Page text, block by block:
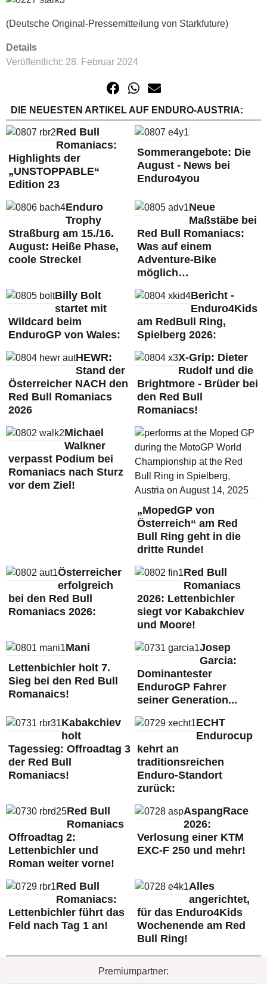
(Deutsche Original-Pressemitteilung von Starkfuture)
Details
Veröffentlicht: 28. Februar 2024
DIE NEUESTEN ARTIKEL AUF ENDURO-AUSTRIA:
Red Bull
Romaniacs:
Highlights der
„UNSTOPPABLE“
Edition 23
Sommerangebote: Die
August - News bei
Enduro4you
Enduro
Trophy
Straßburg am 15./16.
August: Heiße Phase,
coole Strecke!
Neue
Maßstäbe bei
Red Bull Romaniacs:
Was auf einem
Adventure-Bike
möglich…
Billy Bolt
startet mit
Wildcard beim
EnduroGP von Wales:
Bericht -
Enduro4Kids
am RedBull Ring,
Spielberg 2026:
HEWR:
Stand der
Österreicher NACH den
Red Bull Romaniacs
2026
X-Grip: Dieter
Rudolf und die
Brightmore - Brüder bei
den Red Bull
Romaniacs!
Michael
Walkner
verpasst Podium bei
Romaniacs nach Sturz
vor dem Ziel!
„MopedGP von
Österreich“ am Red
Bull Ring geht in die
dritte Runde!
Österreicher
erfolgreich
bei den Red Bull
Romaniacs 2026:
Red Bull
Romaniacs
2026: Lettenbichler
siegt vor Kabakchiev
und Moore!
Mani
Lettenbichler holt 7.
Sieg bei den Red Bull
Romanaics!
Josep
Garcia:
Dominantester
EnduroGP Fahrer
seiner Generation...
Kabakchiev
holt
Tagessieg: Offroadtag 3
der Red Bull
Romaniacs!
ECHT
Endurocup
kehrt an
traditionsreichen
Enduro-Standort
zurück:
Red Bull
Romaniacs
Offroadtag 2:
Lettenbichler und
Roman weiter vorne!
AspangRace
2026:
Verlosung einer KTM
EXC-F 250 und mehr!
Red Bull
Romaniacs:
Lettenbichler führt das
Feld nach Tag 1 an!
Alles
angerichtet,
für das Enduro4Kids
Wochenende am Red
Bull Ring!
Premiumpartner: